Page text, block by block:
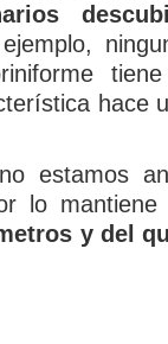
hace
estamos
lo mantiene
y del